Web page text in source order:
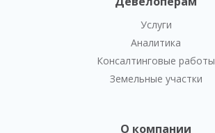
Услуги
Аналитика
Консалтинговые работы
Земельные участки
О компании